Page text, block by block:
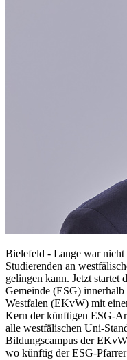
Bielefeld - Lange war
Studierenden an
gelingen kann. Jetzt startet
Gemeinde (ESG)
Westfalen (EKvW) mit
Kern der künftigen ESG-
alle westfälischen Uni-
Bildungscampus der
wo künftig der ESG-